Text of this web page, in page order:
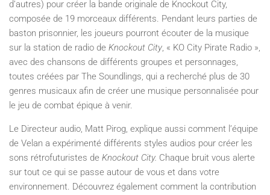
d’autres) pour créer la bande originale de Knockout City,
composée de 19 morceaux différents. Pendant leurs parties de
baston prisonnier, les joueurs pourront écouter de la musique
sur la station de radio de Knockout City, « KO City Pirate Radio »,
avec des chansons de différents groupes et personnages,
toutes créées par The Soundlings, qui a recherché plus de 30
genres musicaux afin de créer une musique personnalisée pour
le jeu de combat épique à venir.
Le Directeur audio, Matt Pirog, explique aussi comment l’équipe
de Velan a expérimenté différents styles audios pour créer les
sons rétrofuturistes de Knockout City. Chaque bruit vous alerte
sur tout ce qui se passe autour de vous et dans votre
environnement. Découvrez également comment la contribution